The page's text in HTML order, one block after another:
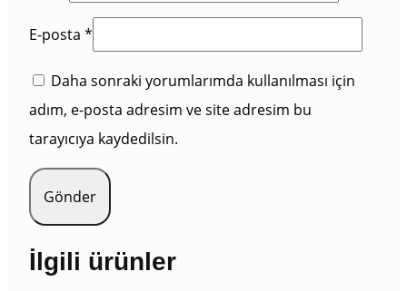
E-posta *
Daha sonraki yorumlarımda kullanılması için
adım, e-posta adresim ve site adresim bu
tarayıcıya kaydedilsin.
İlgili ürünler